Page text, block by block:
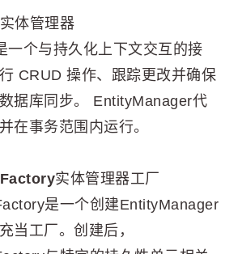
实体管理器
一个与持久化上下文交互的接
CRUD 操作、跟踪更改并确保
据库同步。 EntityManager代
在事务范围内运行。
实体管理器工厂
是一个创建EntityManager
当工厂。创建后，